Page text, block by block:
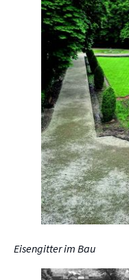
Eisengitter im Bau